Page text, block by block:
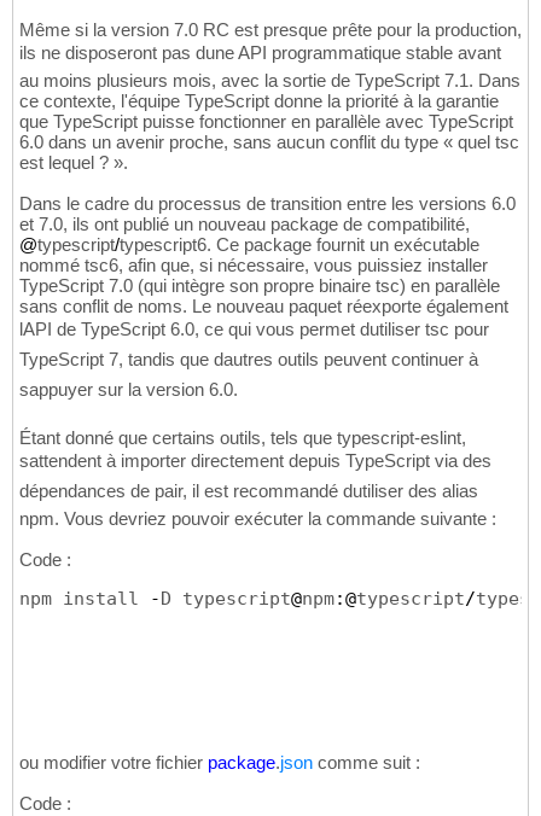
Même si la version 7.0 RC est presque prête pour la production,
ils ne disposeront pas dune API programmatique stable avant
au moins plusieurs mois, avec la sortie de TypeScript 7.1. Dans
ce contexte, l'équipe TypeScript donne la priorité à la garantie
que TypeScript puisse fonctionner en parallèle avec TypeScript
6.0 dans un avenir proche, sans aucun conflit du type « quel tsc
est lequel ? ».
Dans le cadre du processus de transition entre les versions 6.0
et 7.0, ils ont publié un nouveau package de compatibilité,
@typescript/typescript6. Ce package fournit un exécutable
nommé tsc6, afin que, si nécessaire, vous puissiez installer
TypeScript 7.0 (qui intègre son propre binaire tsc) en parallèle
sans conflit de noms. Le nouveau paquet réexporte également
lAPI de TypeScript 6.0, ce qui vous permet dutiliser tsc pour
TypeScript 7, tandis que dautres outils peuvent continuer à
sappuyer sur la version 6.0.
Étant donné que certains outils, tels que typescript-eslint,
sattendent à importer directement depuis TypeScript via des
dépendances de pair, il est recommandé dutiliser des alias
npm. Vous devriez pouvoir exécuter la commande suivante :
Code :
npm install - D typescript@npm:@typescript/
ou modifier votre fichier package.json comme suit :
Code :